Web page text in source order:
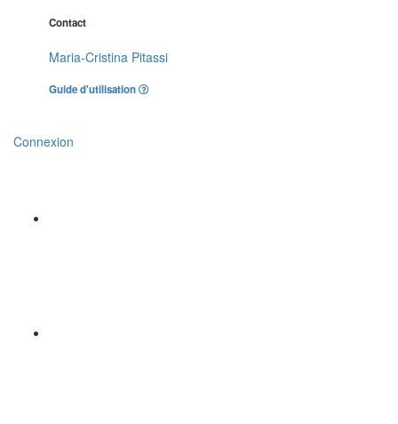
Contact
Maria-Cristina Pitassi
Guide d'utilisation
Connexion